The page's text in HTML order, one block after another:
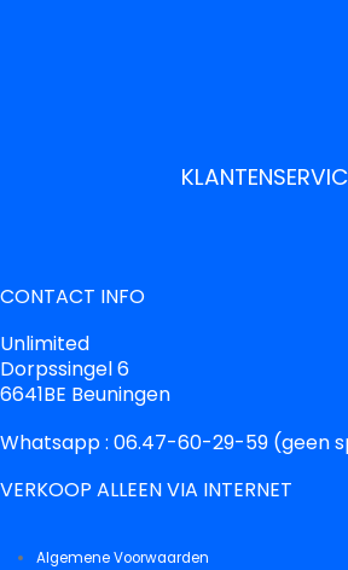
CONTACT INFO
Unlimited
Dorpssingel 6
6641BE Beuningen
Whatsapp : 06.47-60-29-59 (geen
VERKOOP ALLEEN VIA INTERNET
Algemene Voorwaarden